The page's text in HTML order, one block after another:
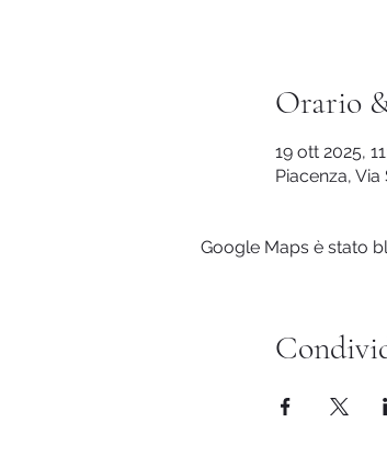
Orario
19 ott 2025,
Piacenza, Via
Google Maps è stato